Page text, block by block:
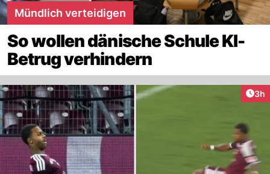
Mündlich verteidigen
So wollen dänische Schule KI-
Betrug verhindern
3h